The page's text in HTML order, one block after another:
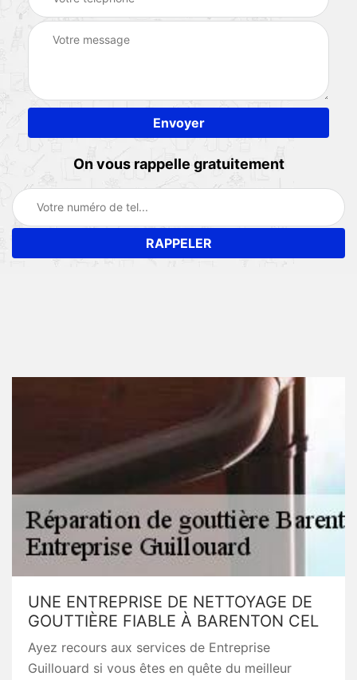
On vous rappelle gratuitement
UNE ENTREPRISE DE NETTOYAGE DE
GOUTTIÈRE FIABLE À BARENTON CEL
Ayez recours aux services de Entreprise
Guillouard si vous êtes en quête du meilleur